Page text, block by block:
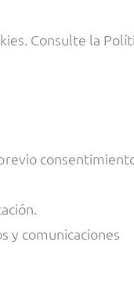
Consulte la
y comunicaciones